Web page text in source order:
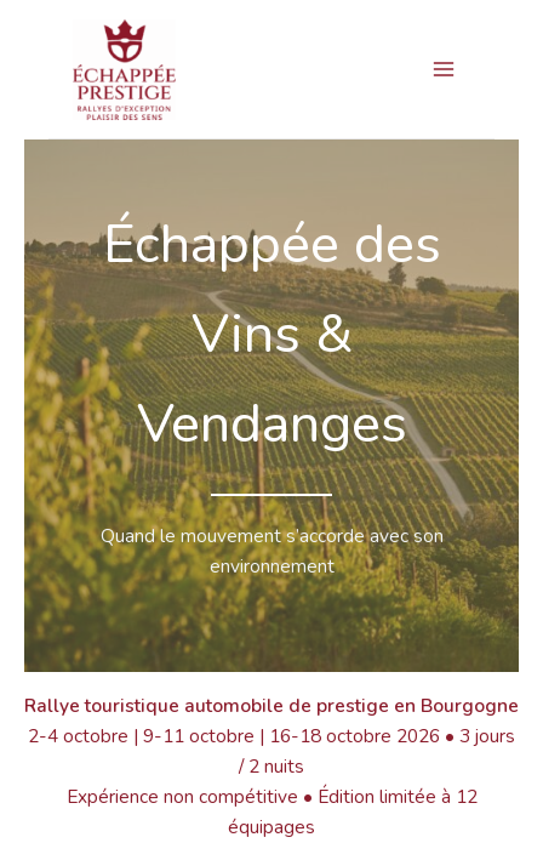
Menu
Échappée des
Vins &
Vendanges
Quand le mouvement s’accorde avec son
environnement
Rallye touristique automobile de prestige en Bourgogne
2-4 octobre | 9-11 octobre | 16-18 octobre 2026 • 3 jours
/ 2 nuits
Expérience non compétitive • Édition limitée à 12
équipages